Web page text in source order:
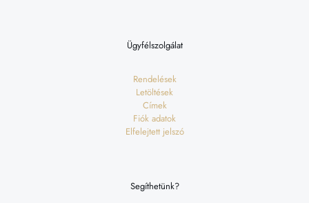
Ügyfélszolgálat
Rendelések
Letöltések
Címek
Fiók adatok
Elfelejtett jelszó
Segíthetünk?